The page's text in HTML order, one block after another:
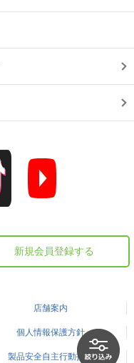
新規会員登録する
店舗案内
個人情報保護方針
製品安全自主行動指針